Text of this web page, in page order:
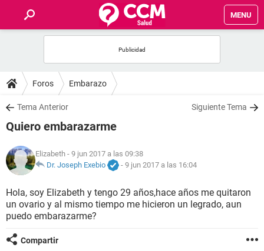
MENU
FOROS
SALUD
FAMILIA
NUTRICIÓN
BIENESTAR
Foros Embarazo
Tema Anterior Siguiente Tema
Quiero embarazarme
Elizabeth - 9 jun 2017 a las 09:38
Dr. Joseph Exebio
- 9 jun 2017 a las 16:04
Hola, soy Elizabeth y tengo 29 años,hace años me quitaron
un ovario y al mismo tiempo me hicieron un legrado, aun
puedo embarazarme?
Compartir